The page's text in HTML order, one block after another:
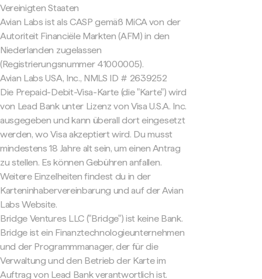
Vereinigten Staaten
Avian Labs ist als CASP gemäß MiCA von der
Autoriteit Financiële Markten (AFM) in den
Niederlanden zugelassen
(Registrierungsnummer 41000005).
Avian Labs USA, Inc., NMLS ID # 2639252
Die Prepaid-Debit-Visa-Karte (die "Karte") wird
von Lead Bank unter Lizenz von Visa U.S.A. Inc.
ausgegeben und kann überall dort eingesetzt
werden, wo Visa akzeptiert wird. Du musst
mindestens 18 Jahre alt sein, um einen Antrag
zu stellen. Es können Gebühren anfallen.
Weitere Einzelheiten findest du in der
Karteninhabervereinbarung und auf der Avian
Labs Website.
Bridge Ventures LLC ("Bridge") ist keine Bank.
Bridge ist ein Finanztechnologieunternehmen
und der Programmmanager, der für die
Verwaltung und den Betrieb der Karte im
Auftrag von Lead Bank verantwortlich ist.